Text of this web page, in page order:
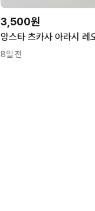
3,500원
8일 전